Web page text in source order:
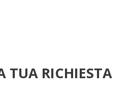
TUA RICHIESTA